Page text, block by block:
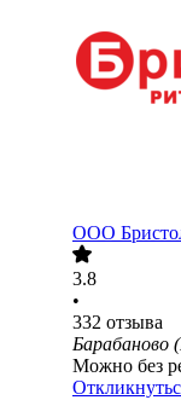
ООО
3.8
•
332 отзыва
Барабаново
Можно без